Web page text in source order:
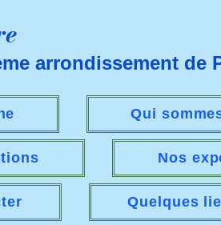
arrondissement de
Qui
Nos
Quelques